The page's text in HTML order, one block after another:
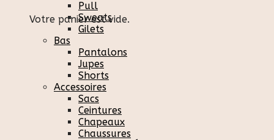
Votre panier est vide.
Pull
Sweats
Gilets
Bas
Pantalons
Jupes
Shorts
Accessoires
Sacs
Ceintures
Chapeaux
Chaussures